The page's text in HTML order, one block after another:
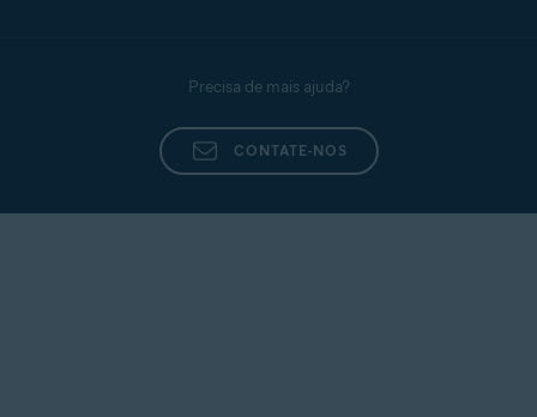
Precisa de mais ajuda?
CONTATE-NOS